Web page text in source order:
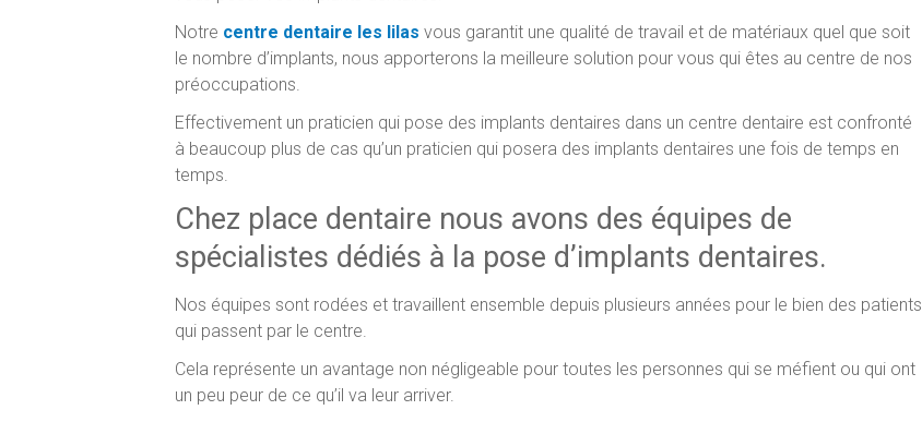
Notre centre dentaire les lilas vous garantit une qualité de travail et de matériaux quel que soit
le nombre d’implants, nous apporterons la meilleure solution pour vous qui êtes au centre de nos
préoccupations.
Effectivement un praticien qui pose des implants dentaires dans un centre dentaire est confronté
à beaucoup plus de cas qu’un praticien qui posera des implants dentaires une fois de temps en
temps.
Chez place dentaire nous avons des équipes de
spécialistes dédiés à la pose d’implants dentaires.
Nos équipes sont rodées et travaillent ensemble depuis plusieurs années pour le bien des patients
qui passent par le centre.
Cela représente un avantage non négligeable pour toutes les personnes qui se méfient ou qui ont
un peu peur de ce qu’il va leur arriver.